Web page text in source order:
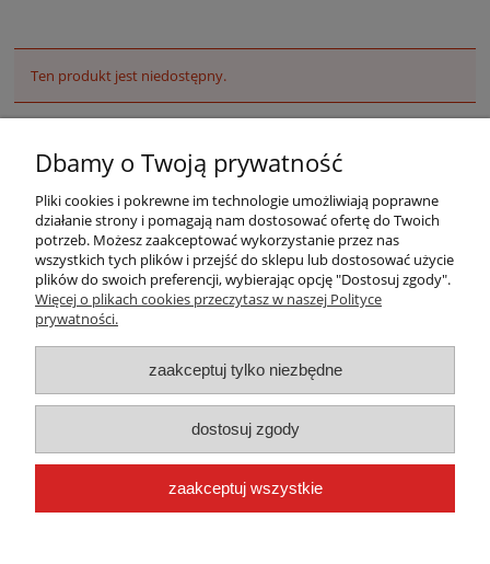
Ten produkt jest niedostępny.
Warunki zakupów
Moje konto
Płatności i dostawa
Informacje
Dbamy o Twoją prywatność
Pliki cookies i pokrewne im technologie umożliwiają poprawne
działanie strony i pomagają nam dostosować ofertę do Twoich
potrzeb. Możesz zaakceptować wykorzystanie przez nas
wszystkich tych plików i przejść do sklepu lub dostosować użycie
plików do swoich preferencji, wybierając opcję "Dostosuj zgody".
Więcej o plikach cookies przeczytasz w naszej Polityce
prywatności.
zaakceptuj tylko niezbędne
dostosuj zgody
zaakceptuj wszystkie